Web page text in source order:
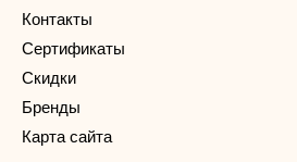
Контакты
Сертификаты
Скидки
Бренды
Карта сайта